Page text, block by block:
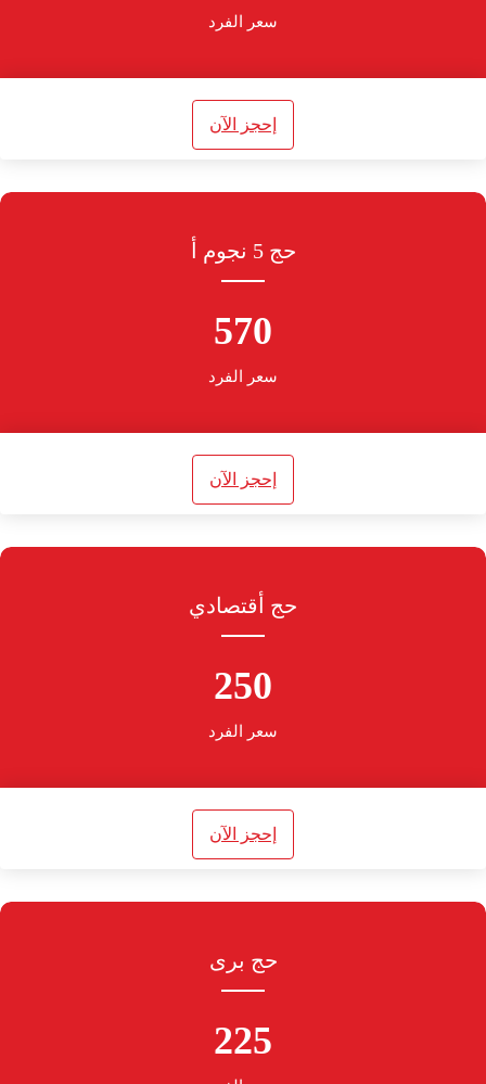
سعر الفرد
إحجز الآن
حج 5 نجوم أ
570
سعر الفرد
إحجز الآن
حج أقتصادي
250
سعر الفرد
إحجز الآن
حج برى
225